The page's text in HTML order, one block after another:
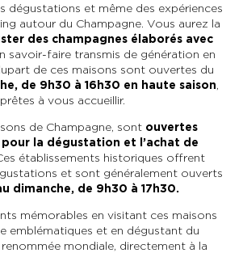
dégustations et même des expériences
autour du Champagne. Vous aurez la
des champagnes élaborés avec
savoir-faire transmis de génération en
de ces maisons sont ouvertes du
de 9h30 à 16h30 en haute saison,
prêtes à vous accueillir.
de Champagne, sont ouvertes
la dégustation et l’achat de
établissements historiques offrent
et sont généralement ouverts
dimanche, de 9h30 à 17h30.
mémorables en visitant ces maisons
emblématiques et en dégustant du
mondiale, directement à la